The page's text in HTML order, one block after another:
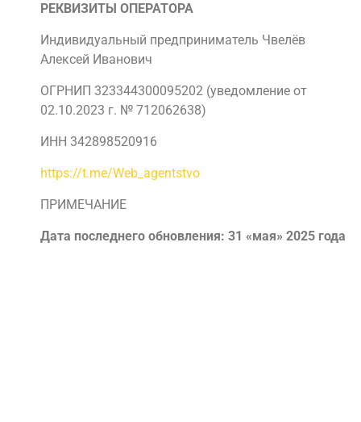
РЕКВИЗИТЫ ОПЕРАТОРА
Индивидуальный предприниматель Чвелёв
Алексей Иванович
ОГРНИП 323344300095202 (уведомление от
02.10.2023 г. № 712062638)
ИНН 342898520916
https://t.me/Web_agentstvo
ПРИМЕЧАНИЕ
Дата последнего обновления: 31 «мая» 2025 года